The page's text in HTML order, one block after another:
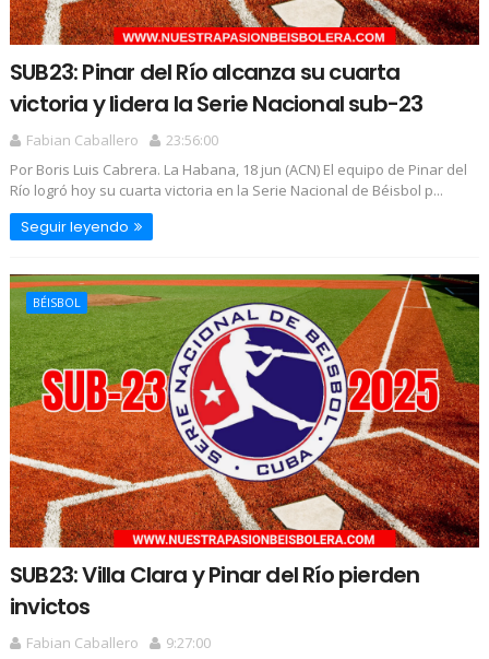
SUB23: Pinar del Río alcanza su cuarta
victoria y lidera la Serie Nacional sub-23
Fabian Caballero
23:56:00
Por Boris Luis Cabrera. La Habana, 18 jun (ACN) El equipo de Pinar del
Río logró hoy su cuarta victoria en la Serie Nacional de Béisbol p...
Seguir leyendo
BÉISBOL
SUB23: Villa Clara y Pinar del Río pierden
invictos
Fabian Caballero
9:27:00